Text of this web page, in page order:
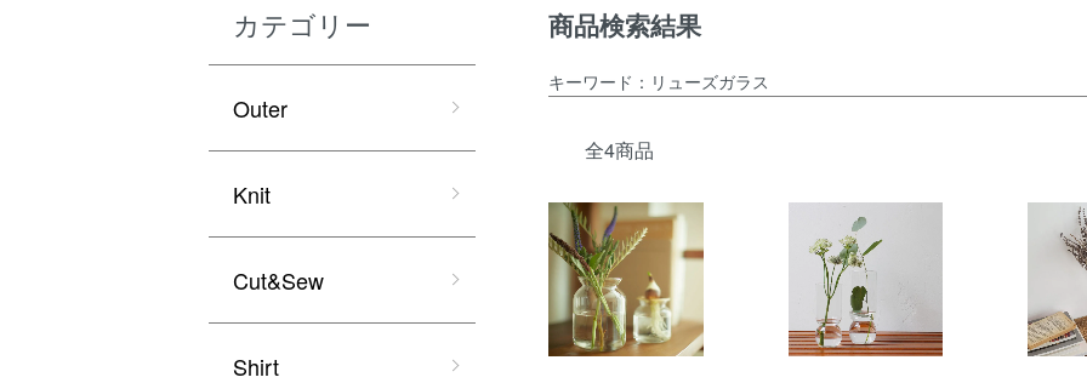
商品検索結果
キーワード：リューズガラス
全4商品
カテゴリー
Outer
Knit
Cut&Sew
Shirt